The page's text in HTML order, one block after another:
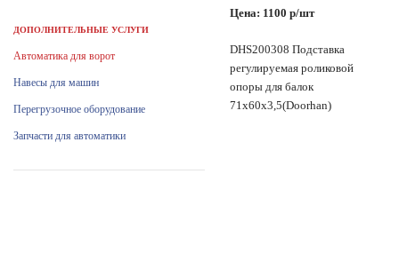
ДОПОЛНИТЕЛЬНЫЕ УСЛУГИ
Автоматика для ворот
Навесы для машин
Перегрузочное оборудование
Запчасти для автоматики
Цена: 1100 р/шт
DHS200308 Подставка
регулируемая роликовой
опоры для балок
71х60х3,5(Doorhan)